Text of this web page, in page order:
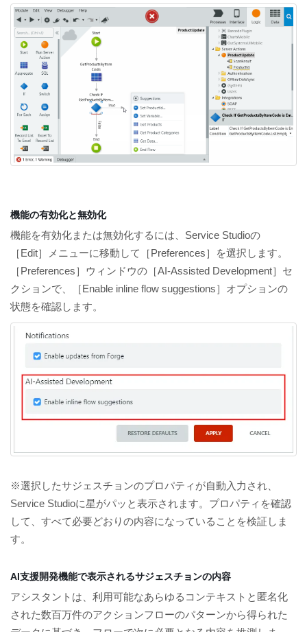
機能の有効化と無効化
機能を有効化または無効化するには、Service Studioの
［Edit］メニューに移動して［Preferences］を選択します。
［Preferences］ウィンドウの［AI-Assisted Development］セ
クションで、［Enable inline flow suggestions］オプションの
状態を確認します。
※選択したサジェスチョンのプロパティが自動入力され、
Service Studioに星がパッと表示されます。プロパティを確認
して、すべて必要どおりの内容になっていることを検証しま
す。
AI支援開発機能で表示されるサジェスチョンの内容
アシスタントは、利用可能なあらゆるコンテキストと匿名化
された数百万件のアクションフローのパターンから得られた